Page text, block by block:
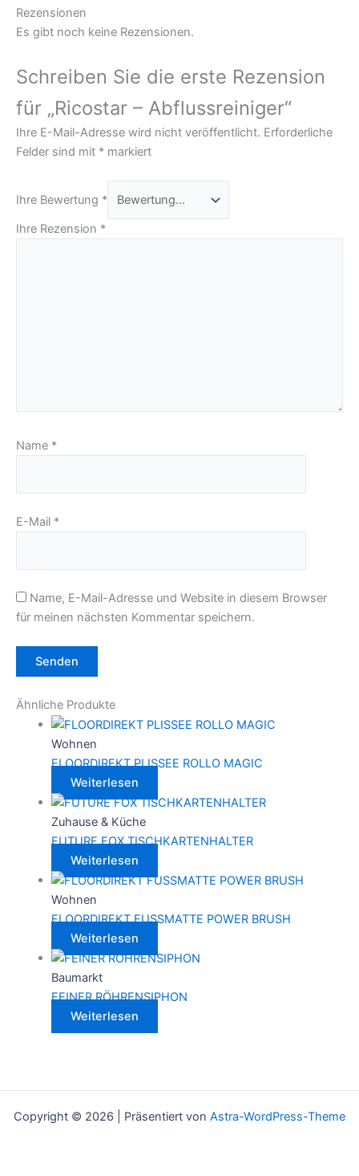
Rezensionen
Es gibt noch keine Rezensionen.
Schreiben Sie die erste Rezension
für „Ricostar – Abflussreiniger“
Ihre E-Mail-Adresse wird nicht veröffentlicht. Erforderliche
Felder sind mit * markiert
Ihre Bewertung *
Ihre Rezension *
Name *
E-Mail *
Name, E-Mail-Adresse und Website in diesem Browser
für meinen nächsten Kommentar speichern.
Ähnliche Produkte
Wohnen
FLOORDIREKT PLISSEE ROLLO MAGIC
Weiterlesen
Zuhause & Küche
FUTURE FOX TISCHKARTENHALTER
Weiterlesen
Wohnen
FLOORDIREKT FUSSMATTE POWER BRUSH
Weiterlesen
Baumarkt
FEINER RÖHRENSIPHON
Weiterlesen
Copyright © 2026 | Präsentiert von Astra-WordPress-Theme